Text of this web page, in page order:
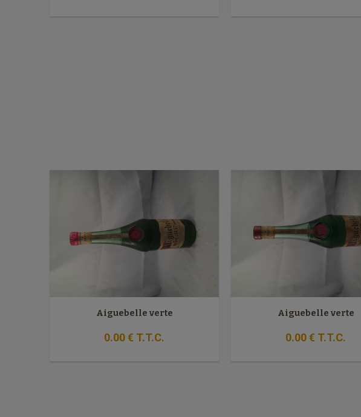
Aiguebelle verte
0.00€ T.T.C.
Aiguebelle verte
0.00€ T.T.C.